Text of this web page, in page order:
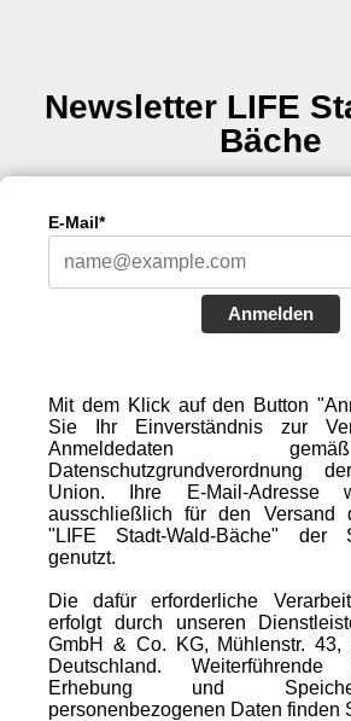
Newsletter LIFE
Bäche
E-Mail*
Anmelden
Mit dem Klick auf den Button
Sie Ihr Einverständnis zur
Anmeldedaten
Datenschutzgrundverordnung
Union. Ihre E-Mail-
ausschließlich für den Versand
"LIFE Stadt-Wald-Bäche" der
genutzt.
Die dafür erforderliche
erfolgt durch unseren
GmbH & Co. KG, Mühlenstr. 43,
Deutschland.
Erhebung und
personenbezogenen Daten finden